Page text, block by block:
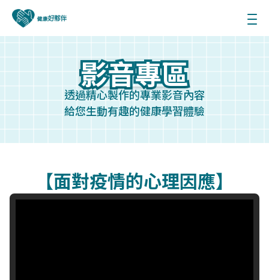
影音專區
影音專區
透過精心製作的專業影音內容
給您生動有趣的健康學習體驗
【面對疫情的心理因應】